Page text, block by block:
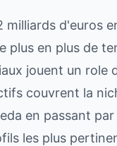
milliards d'euros
plus en plus de
jouent un role
couvrent la
en passant
les plus